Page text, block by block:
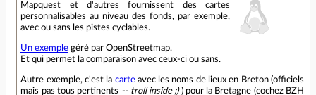
Mapquest et d'autres fournissent des cartes
personnalisables au niveau des fonds, par exemple,
avec ou sans les pistes cyclables.
Un exemple géré par OpenStreetmap.
Et qui permet la comparaison avec ceux-ci ou sans.
Autre exemple, c'est la carteavec les noms de lieux en Breton (officiels
mais pas tous pertinents -- troll inside ;)) pour la Bretagne (cochez BZH